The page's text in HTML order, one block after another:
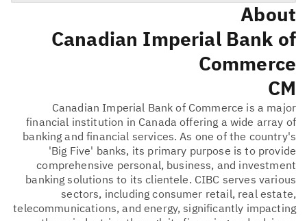
About
Canadian Imperial Bank of
Commerce
CM
Canadian Imperial Bank of Commerce is a major
financial institution in Canada offering a wide array of
banking and financial services. As one of the country's
'Big Five' banks, its primary purpose is to provide
comprehensive personal, business, and investment
banking solutions to its clientele. CIBC serves various
sectors, including consumer retail, real estate,
telecommunications, and energy, significantly impacting